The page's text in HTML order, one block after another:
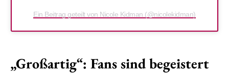
Ein Beitrag geteilt von Nicole Kidman (@nicolekidman)
„Großartig“: Fans sind begeistert